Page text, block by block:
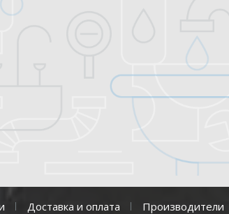
Доставка и оплата Производители